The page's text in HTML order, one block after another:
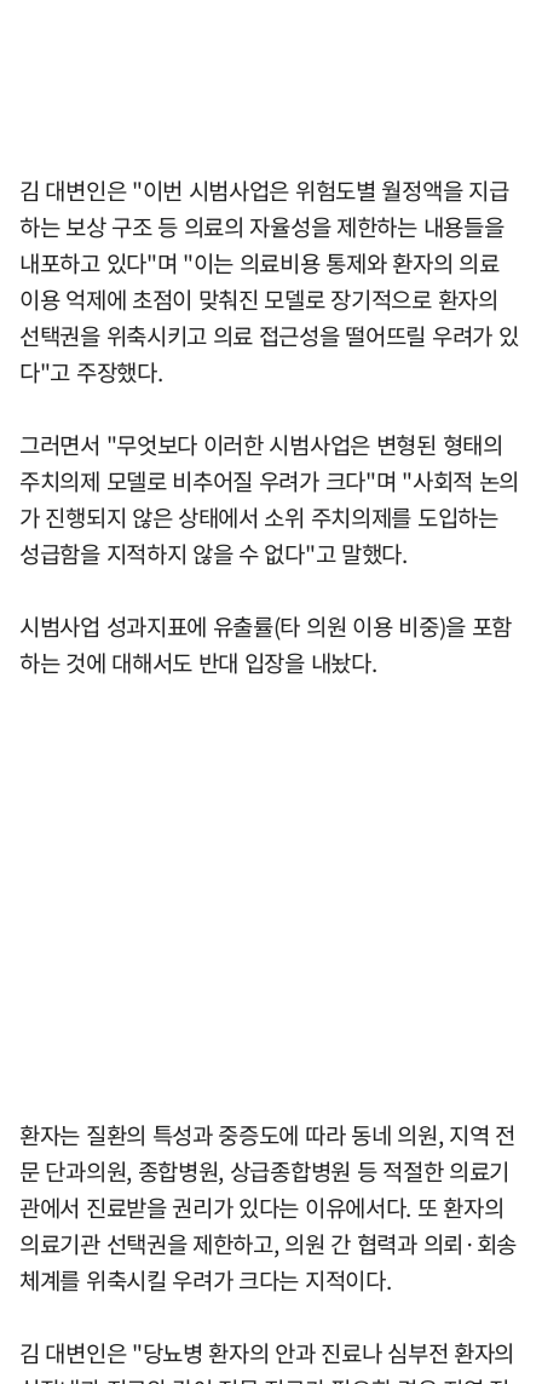
김 대변인은 "이번 시범사업은 위험도별 월정액을 지급
하는 보상 구조 등 의료의 자율성을 제한하는 내용들을
내포하고 있다"며 "이는 의료비용 통제와 환자의 의료
이용 억제에 초점이 맞춰진 모델로 장기적으로 환자의
선택권을 위축시키고 의료 접근성을 떨어뜨릴 우려가 있
다"고 주장했다.
그러면서 "무엇보다 이러한 시범사업은 변형된 형태의
주치의제 모델로 비추어질 우려가 크다"며 "사회적 논의
가 진행되지 않은 상태에서 소위 주치의제를 도입하는
성급함을 지적하지 않을 수 없다"고 말했다.
시범사업 성과지표에 유출률(타 의원 이용 비중)을 포함
하는 것에 대해서도 반대 입장을 내놨다.
환자는 질환의 특성과 중증도에 따라 동네 의원, 지역 전
문 단과의원, 종합병원, 상급종합병원 등 적절한 의료기
관에서 진료받을 권리가 있다는 이유에서다. 또 환자의
의료기관 선택권을 제한하고, 의원 간 협력과 의뢰·회송
체계를 위축시킬 우려가 크다는 지적이다.
김 대변인은 "당뇨병 환자의 안과 진료나 심부전 환자의